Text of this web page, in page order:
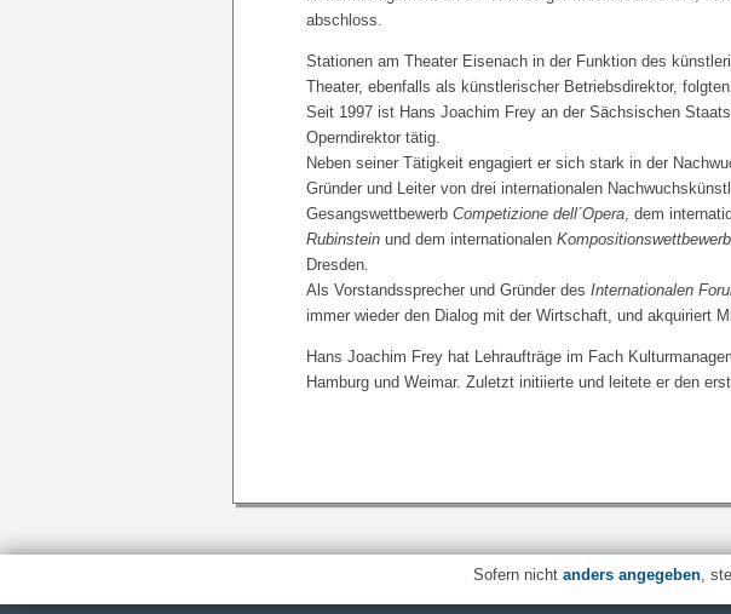
abschloss.
Stationen am Theater Eisenach in der Funktion des
Theater, ebenfalls als künstlerischer Betriebsdirektor,
Seit 1997 ist Hans Joachim Frey an der Sächsischen
Operndirektor tätig.
Neben seiner Tätigkeit engagiert er sich stark in der
Gründer und Leiter von drei internationalen
Gesangswettbewerb Competizione dell´Opera, dem
Rubinstein und dem internationalen
Dresden.
Als Vorstandssprecher und Gründer des Internationalen
immer wieder den Dialog mit der Wirtschaft, und akquiriert
Hans Joachim Frey hat Lehraufträge im Fach
Hamburg und Weimar. Zuletzt initiierte und leitete er den
Sofern nicht anders angegeben,